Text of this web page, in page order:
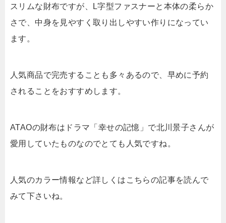
スリムな財布ですが、L字型ファスナーと本体の柔らか
さで、中身を見やすく取り出しやすい作りになってい
ます。
人気商品で完売することも多々あるので、早めに予約
されることをおすすめします。
ATAOの財布はドラマ「幸せの記憶」で北川景子さんが
愛用していたものなのでとても人気ですね。
人気のカラー情報など詳しくはこちらの記事を読んで
みて下さいね。